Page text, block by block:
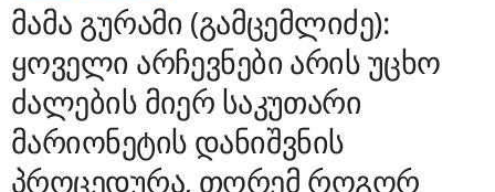
მამა გურამი (გამცემლიძე):
ყოველი არჩევნები არის უცხო
ძალების მიერ საკუთარი
მარიონეტის დანიშვნის
პროცედურა, თორემ როგორ